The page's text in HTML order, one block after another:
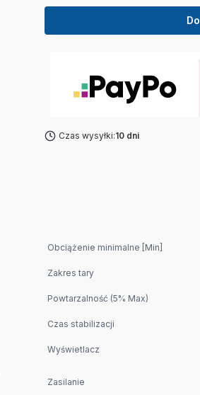
Czas wysyłki:10 dni
Obciążenie minimalne [Min]
Zakres tary
Powtarzalność (5% Max)
Czas stabilizacji
Wyświetlacz
Zasilanie